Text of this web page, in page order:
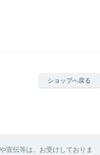
ショップへ戻る
宣伝等は、お受けしておりま